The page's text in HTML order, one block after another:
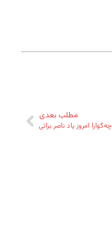
مطلب بعدی
چه‌گوارا امروز یاد ناصر براتی